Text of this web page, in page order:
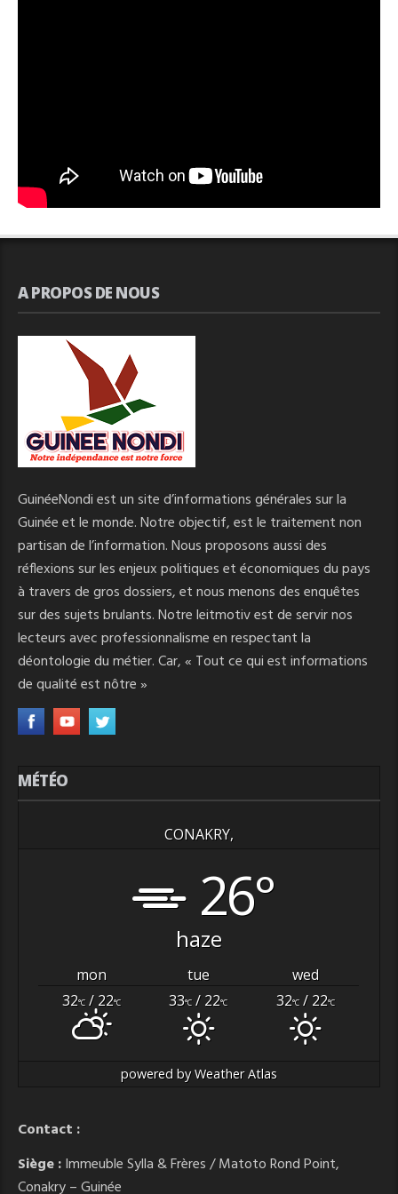
A PROPOS DE NOUS
GuinéeNondi est un site d’informations générales sur la
Guinée et le monde. Notre objectif, est le traitement non
partisan de l’information. Nous proposons aussi des
réflexions sur les enjeux politiques et économiques du pays
à travers de gros dossiers, et nous menons des enquêtes
sur des sujets brulants. Notre leitmotiv est de servir nos
lecteurs avec professionnalisme en respectant la
déontologie du métier. Car, « Tout ce qui est informations
de qualité est nôtre »
MÉTÉO
CONAKRY,
26°
haze
mon tue
wed
32°C / 22°C 33°C / 22°C 32°C/ 22°C
powered byWeather Atlas
Contact :
Siège :Immeuble Sylla & Frères / Matoto Rond Point,
Conakry – Guinée